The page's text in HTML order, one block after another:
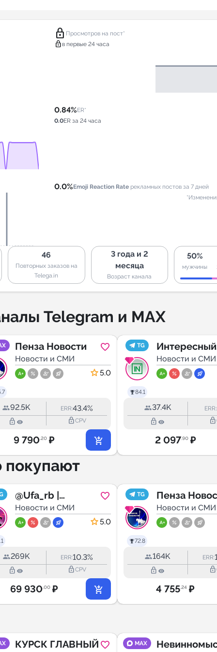
lock Просмотров на пост*
lock в первые 24 часа
0.84%ER*
0.0ER за 24 часа
0.0%Emoji Reaction Rate рекламных постов за 7 дней
46
Повторных заказов на
Telega.in
3 года и 2
месяца
Возраст канала
50%
мужчины
Telegram и MAX
Пенза Новости
Новости и СМИ
5.0
92.5K ERR:43.4%
lock_outline lock_outlineCPV
9 790.20 ₽
TG
84.1
Интересный
Екатеринбург
Новости и СМИ
37.4K ERR:
lock_outline lock_outline
2 097.90 ₽
покупают
@Ufa_rb |
Новости. Уфа
Башкортостан
Новости и СМИ
5.0
269K ERR:10.3%
lock_outline lock_outlineCPV
69 930.00 ₽
TG
72.8
Пенза
Новости и СМИ
164K ERR:
lock_outline lock_outline
4 755.24 ₽
КУРСК ГЛАВНЫЙ MAX